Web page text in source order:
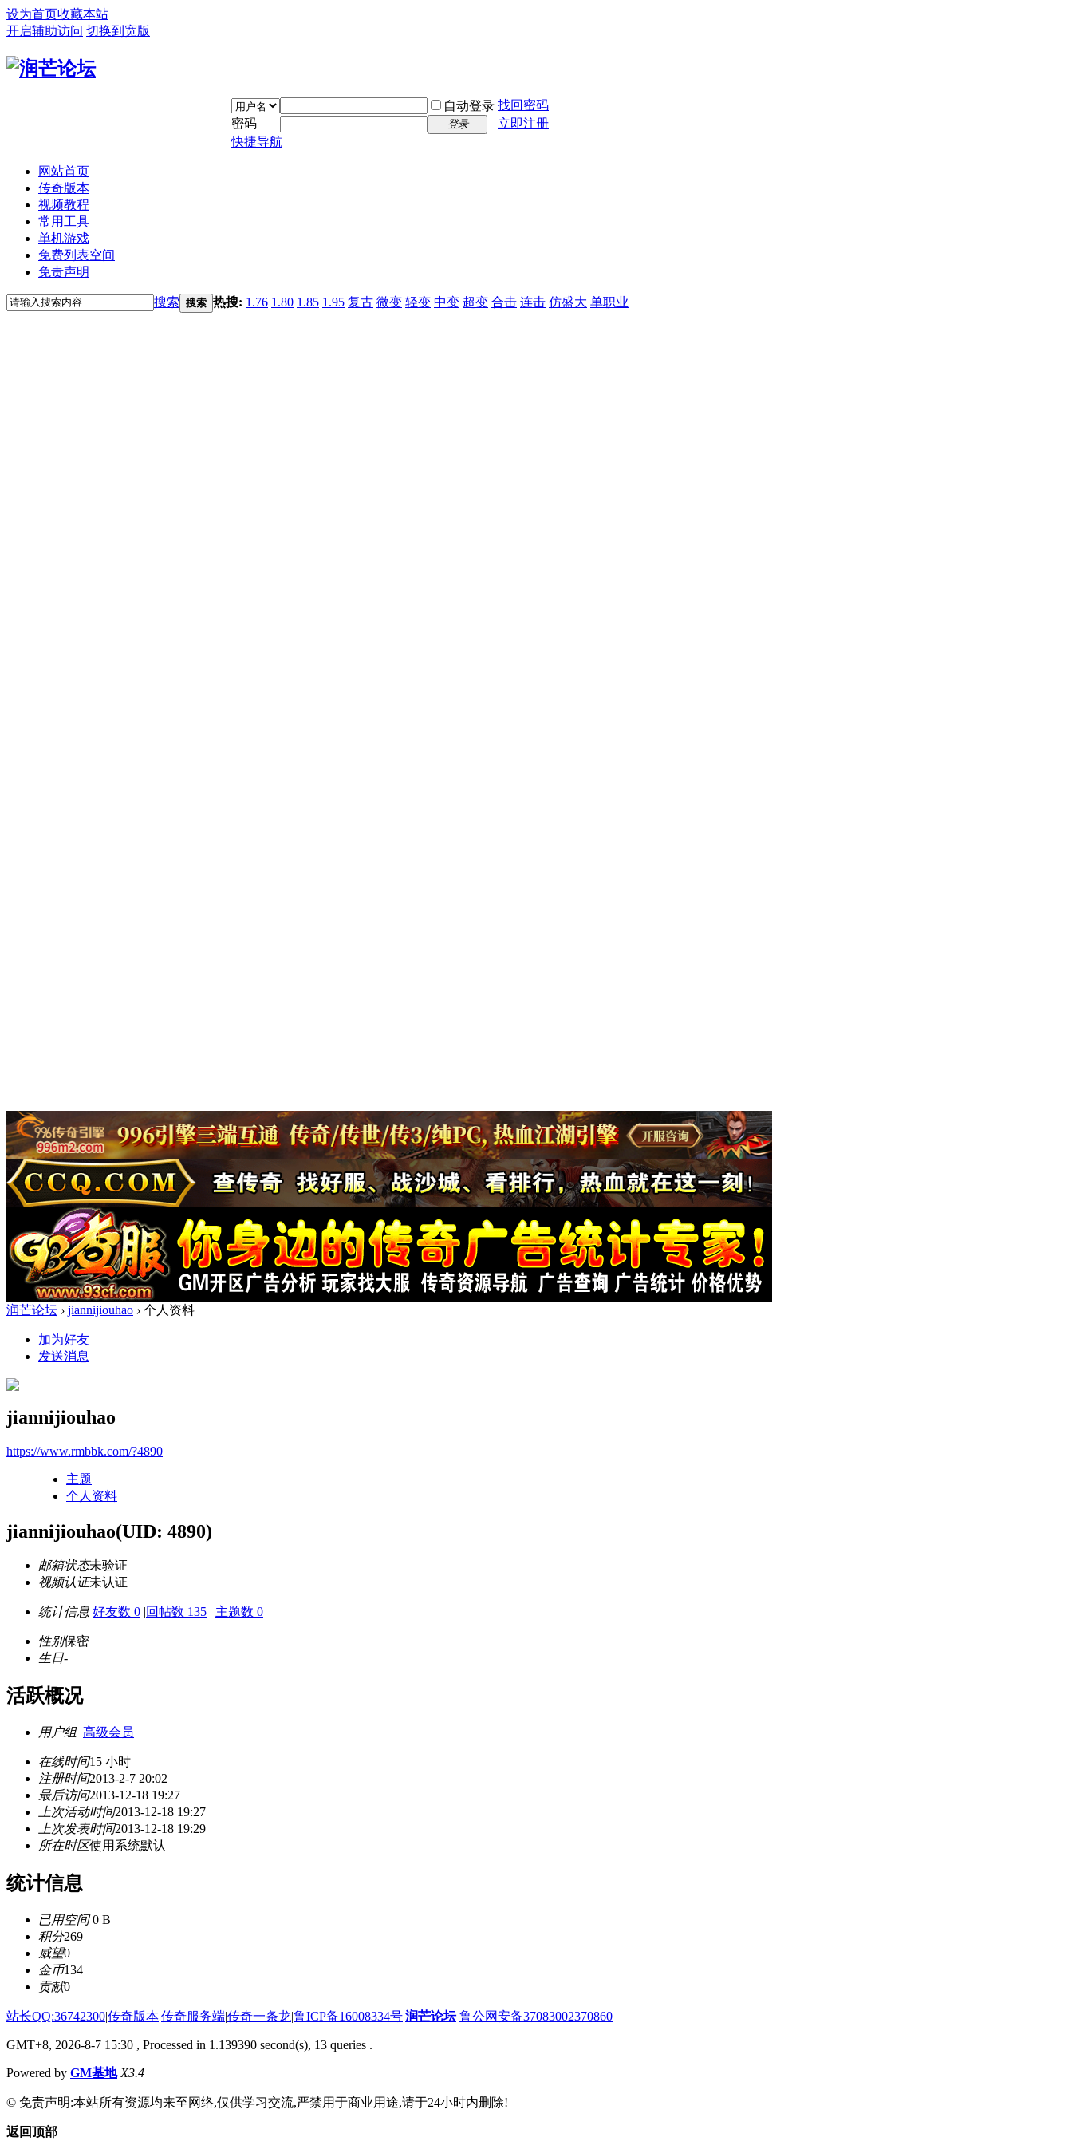
设为首页收藏本站
开启辅助访问 切换到宽版
自动登录 找回密码
密码
登录
立即注册
快捷导航
网站首页
传奇版本
视频教程
常用工具
单机游戏
免费列表空间
免责声明
搜索 搜索 热搜: 1.76 1.80 1.85 1.95 复古 微变 轻变 中变 超变 合击 连击 仿盛大 单职业
润芒论坛 › jiannijiouhao › 个人资料
加为好友
发送消息
jiannijiouhao
https://www.rmbbk.com/?4890
主题
个人资料
jiannijiouhao(UID: 4890)
邮箱状态未验证
视频认证未认证
统计信息 好友数 0 |回帖数 135 | 主题数 0
性别保密
生日-
活跃概况
用户组 高级会员
在线时间15 小时
注册时间2013-2-7 20:02
最后访问2013-12-18 19:27
上次活动时间2013-12-18 19:27
上次发表时间2013-12-18 19:29
所在时区使用系统默认
统计信息
已用空间0 B
积分269
威望0
金币134
贡献0
站长QQ:36742300|传奇版本|传奇服务端|传奇一条龙|鲁ICP备16008334号|润芒论坛 鲁公网安备37083002370860
GMT+8, 2026-8-7 15:30 , Processed in 1.139390 second(s), 13 queries .
Powered by GM基地 X3.4
© 免责声明:本站所有资源均来至网络,仅供学习交流,严禁用于商业用途,请于24小时内删除!
返回顶部